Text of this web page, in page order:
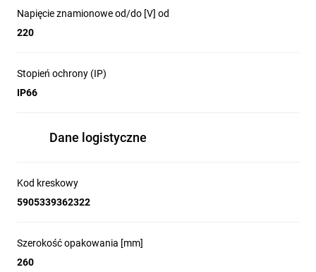
Napięcie znamionowe od/do [V] od
220
Stopień ochrony (IP)
IP66
Dane logistyczne
Kod kreskowy
5905339362322
Szerokość opakowania [mm]
260